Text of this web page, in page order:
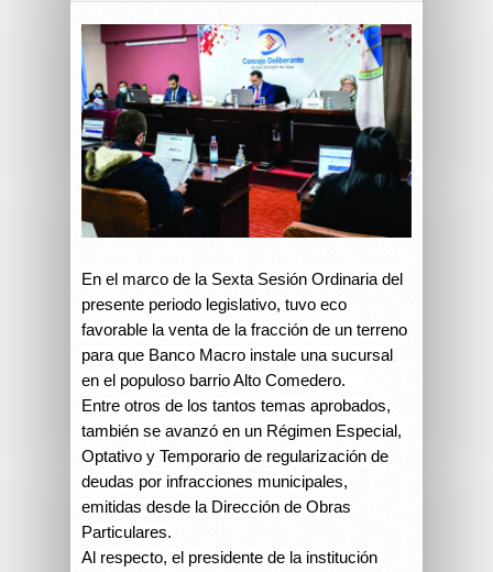
En el marco de la Sexta Sesión Ordinaria del
presente periodo legislativo, tuvo eco
favorable la venta de la fracción de un terreno
para que Banco Macro instale una sucursal
en el populoso barrio Alto Comedero.
Entre otros de los tantos temas aprobados,
también se avanzó en un Régimen Especial,
Optativo y Temporario de regularización de
deudas por infracciones municipales,
emitidas desde la Dirección de Obras
Particulares.
Al respecto, el presidente de la institución